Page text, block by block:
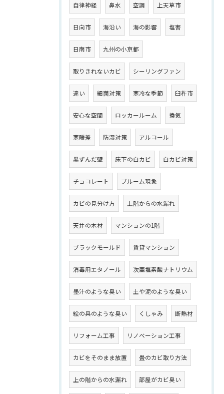
自律神経 鼻水 空調 上天草市
日向市 海沿い 海の影響 塩害
日南市 九州の小京都
取りきれないカビ シーリングファン
違い 細菌対策 寒冷な季節 臼杵市
安心な空間 ロッカールーム 換気
寒暖差 防湿対策 アルコール
黒ずんだ壁 床下の白カビ 白カビ対策
チョコレート ブルーム現象
カビの見分け方 上階からの水漏れ
天井の木材 マンションの1階
ブラックモールド 賃貸マンション
消毒用エタノール 次亜塩素酸ナトリウム
墨汁のような臭い 土や泥のような臭い
絵の具のような臭い くしゃみ 断熱材
リフォーム工事 リノベーション工事
カビをそのまま放置 畳のカビ取り方法
上の階からの水漏れ 部屋がカビ臭い